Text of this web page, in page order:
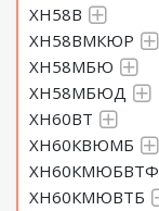
ХН58В
ХН58ВМКЮР
ХН58МБЮ
ХН58МБЮД
ХН60ВТ
ХН60КВЮМБ
ХН60КМЮБВТФ
ХН60КМЮВТБ